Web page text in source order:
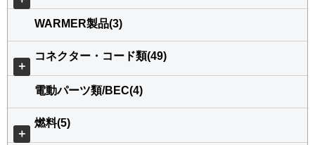
WARMER製品(3)
＋
コネクター・コード類(49)
電動パーツ類/BEC(4)
＋
燃料(5)